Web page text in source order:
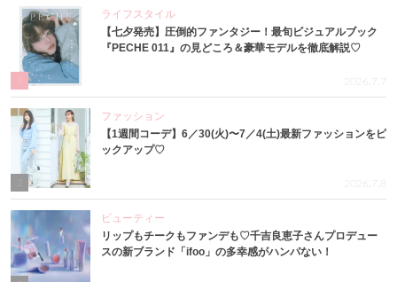
ライフスタイル
【七夕発売】圧倒的ファンタジー！最旬ビジュアルブック
『PECHE 011』の見どころ＆豪華モデルを徹底解説♡
2026.7.7
ファッション
【1週間コーデ】6／30(火)〜7／4(土)最新ファッションをピ
ックアップ♡
2026.7.8
ビューティー
リップもチークもファンデも♡千吉良恵子さんプロデュー
スの新ブランド「ifoo」の多幸感がハンパない！